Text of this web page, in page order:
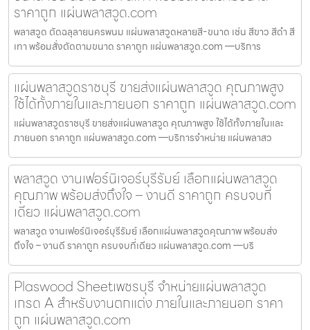
ราคาถูก แผ่นพลาสวูด.com
พลาสวูด ตัดฉลุลายนครพนม แผ่นพลาสวูดหลายสี-ขนาด เช่น สีขาว สีดำ สี
เทา พร้อมสั่งตัดตามขนาด ราคาถูก แผ่นพลาสวูด.com —บริการ
แผ่นพลาสวูดราชบุรี ขายส่งแผ่นพลาสวูด คุณภาพสูง
ใช้ได้ทั้งภายในและภายนอก ราคาถูก แผ่นพลาสวูด.com
แผ่นพลาสวูดราชบุรี ขายส่งแผ่นพลาสวูด คุณภาพสูง ใช้ได้ทั้งภายในและ
ภายนอก ราคาถูก แผ่นพลาสวูด.com —บริการจำหน่าย แผ่นพลาสว
พลาสวูด งานเฟอร์นิเจอร์บุรีรัมย์ เลือกแผ่นพลาสวูด
คุณภาพ พร้อมส่งถึงใจ – งานดี ราคาถูก ครบจบที่
เดียว แผ่นพลาสวูด.com
พลาสวูด งานเฟอร์นิเจอร์บุรีรัมย์ เลือกแผ่นพลาสวูดคุณภาพ พร้อมส่ง
ถึงใจ – งานดี ราคาถูก ครบจบที่เดียว แผ่นพลาสวูด.com —บริ
Plaswood Sheetเพชรบุรี จำหน่ายแผ่นพลาสวูด
เกรด A สำหรับงานตกแต่ง ภายในและภายนอก ราคา
ถูก แผ่นพลาสวูด.com